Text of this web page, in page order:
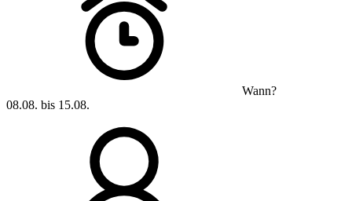
Wann?
08.08. bis 15.08.